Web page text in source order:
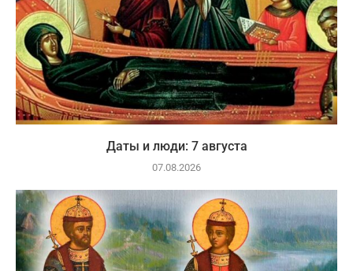
Даты и люди: 7 августа
07.08.2026